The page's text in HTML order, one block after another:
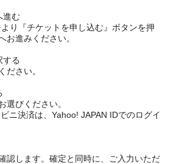
進む
り『チケットを申し込む』ボタンを押
お進みください。
する
ださい。
選びください。
ニ決済は、Yahoo! JAPAN IDでのログイ
認します。確定と同時に、ご入力いただ